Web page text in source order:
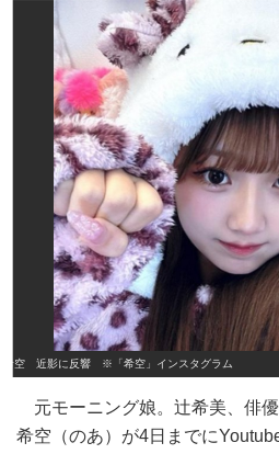
希空 近影に反響 ※「希空」インスタグラム
元モーニング娘。辻希美、俳
希空（のあ）が4日までに